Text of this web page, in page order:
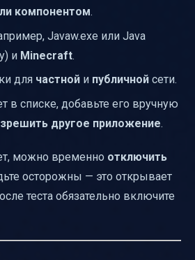
компонентом.
Javaw.exe или Java
и Minecraft.
для частной и публичной сети.
в списке, добавьте его вручную
другое приложение.
можно временно отключить
осторожны — это открывает
теста обязательно включите